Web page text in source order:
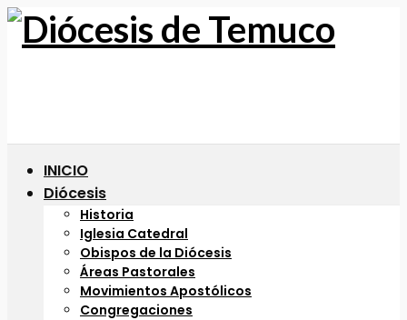
INICIO
Diócesis
Historia
Iglesia Catedral
Obispos de la Diócesis
Áreas Pastorales
Movimientos Apostólicos
Congregaciones